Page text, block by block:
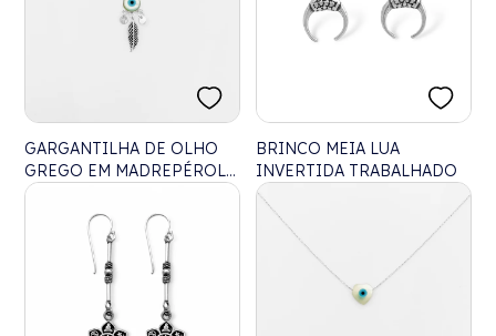
GARGANTILHA DE OLHO
GREGO EM MADREPÉROLA
COM PENA E BOLINHAS –
BRINCO MEIA LUA
INVERTIDA TRABALHADO